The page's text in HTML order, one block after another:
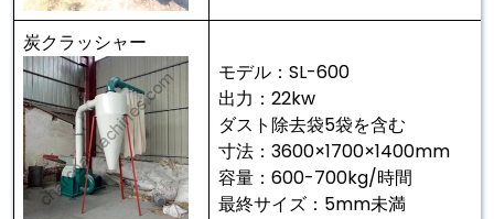
炭クラッシャー
モデル：SL-600
出力：22kw
ダスト除去袋5袋を含む
寸法：3600×1700×1400mm
容量：600-700kg/時間
最終サイズ：5mm未満